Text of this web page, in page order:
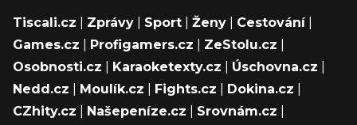
Tiscali.cz Zprávy Sport Ženy Cestování|
Games.cz
Profigamers.cz ZeStolu.cz
Osobnosti.cz
Karaoketexty.cz Úschovna.cz
Nedd.cz
Moulík.cz Fights.cz Dokina.cz
CZhity.cz
Našepeníze.cz Srovnám.cz